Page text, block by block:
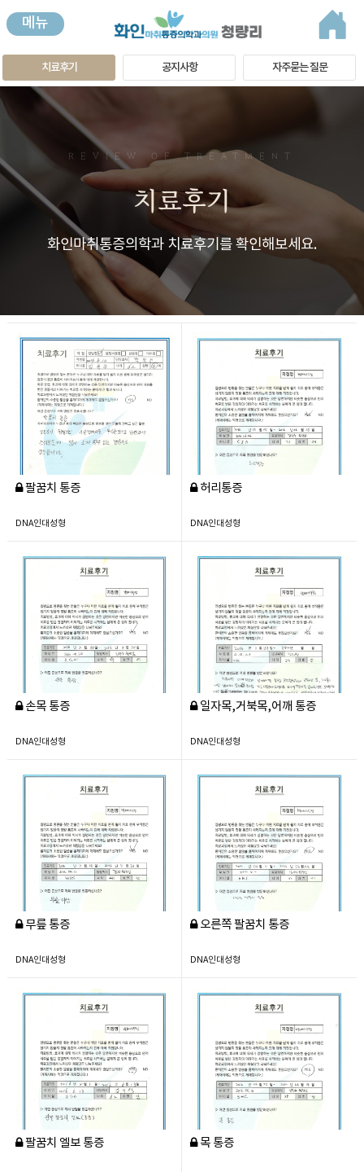
메뉴
치료후기 공지사항 자주묻는 질문
REVIEW OF TREATMENT
치료후기
화인마취통증의학과 치료후기를 확인해보세요.
팔꿈치 통증
DNA인대성형
허리통증
DNA인대성형
손목 통증
DNA인대성형
일자목,거북목,어깨 통증
DNA인대성형
무릎 통증
DNA인대성형
오른쪽 팔꿈치 통증
DNA인대성형
팔꿈치 엘보 통증 목 통증